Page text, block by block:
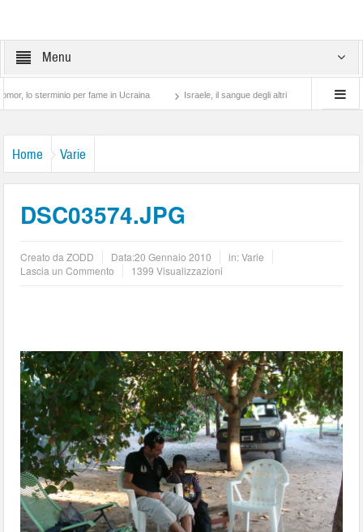
Menu
per fame in Ucraina Israele, il sangue degli altri Lotta di classe…
Home Varie
DSC03574.JPG
Creato daZODD Data:20 Gennaio 2010 in:Varie
Lascia un Commento
1399 Visualizzazioni